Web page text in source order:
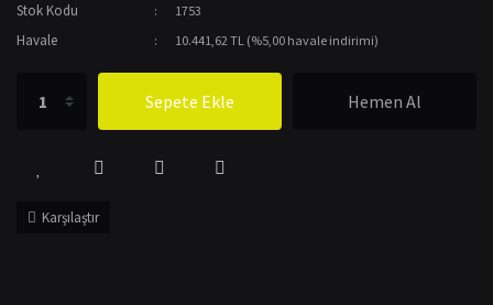
Stok Kodu
1753
Havale 10.441,62 TL (%5,00 havale indirimi)
Sepete Ekle Hemen Al
Karşılaştır